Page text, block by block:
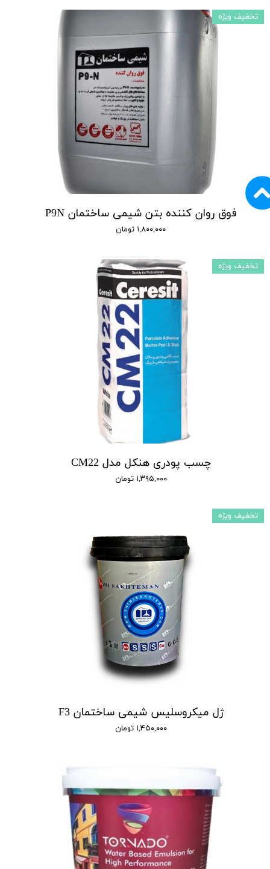
فوق روان کننده بتن شیمی ساختمان P9N
۱,۸۰۰,۰۰۰ تومان
تخفیف ویژه
چسب پودری هنکل مدل CM22
۱,۳۹۵,۰۰۰ تومان
تخفیف ویژه
ژل میکروسلیس شیمی ساختمان F3
۱,۴۵۰,۰۰۰ تومان
تخفیف ویژه